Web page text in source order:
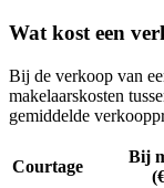
Wat kost een
Bij de verkoop van
makelaarskosten
gemiddelde
Courtage
Bij